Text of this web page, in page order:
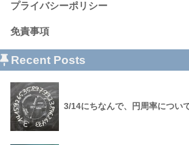
プライバシーポリシー
免責事項
Recent Posts
3/14にちなんで、円周率につい